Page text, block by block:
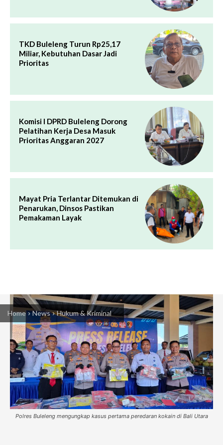
TKD Buleleng Turun Rp25,17
Miliar, Kebutuhan Dasar Jadi
Prioritas
Komisi I DPRD Buleleng Dorong
Pelatihan Kerja Desa Masuk
Prioritas Anggaran 2027
Mayat Pria Terlantar Ditemukan di
Penarukan, Dinsos Pastikan
Pemakaman Layak